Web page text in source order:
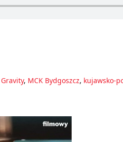
, MCK Bydgoszcz, kujawsko-